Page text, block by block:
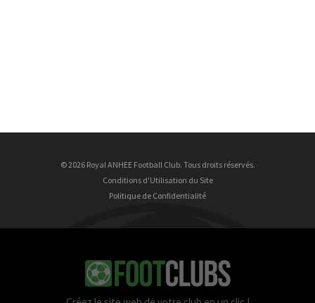
© 2026 Royal ANHEE Football Club. Tous droits réservés.
Conditions d'Utilisation du Site
Politique de Confidentialité